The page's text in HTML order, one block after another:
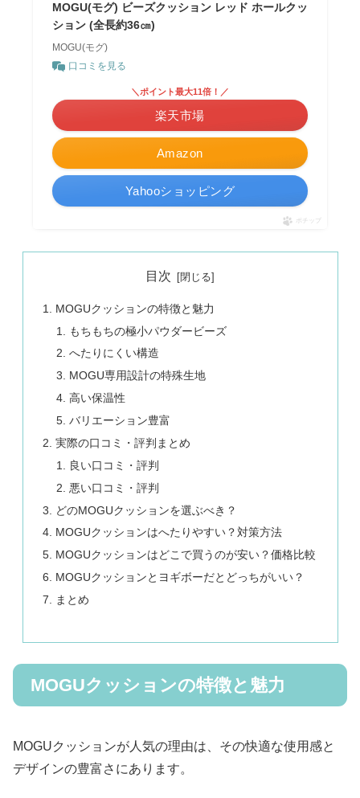
MOGU(モグ) ビーズクッション レッド ホールクッ
ション (全長約36㎝)
MOGU(モグ)
口コミを見る
Amazon
＼ポイント最大11倍！／
楽天市場
Yahooショッピング
ポチップ
目次
MOGUクッションの特徴と魅力
もちもちの極小パウダービーズ
へたりにくい構造
MOGU専用設計の特殊生地
高い保温性
バリエーション豊富
実際の口コミ・評判まとめ
良い口コミ・評判
悪い口コミ・評判
どのMOGUクッションを選ぶべき？
MOGUクッションはへたりやすい？対策方法
MOGUクッションはどこで買うのが安い？価格比較
MOGUクッションとヨギボーだとどっちがいい？
まとめ
MOGUクッションの特徴と魅力
MOGUクッションが人気の理由は、その快適な使用感と
デザインの豊富さにあります。